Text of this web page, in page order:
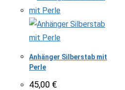
Anhänger Silberstab mit
Perle
45,00 €